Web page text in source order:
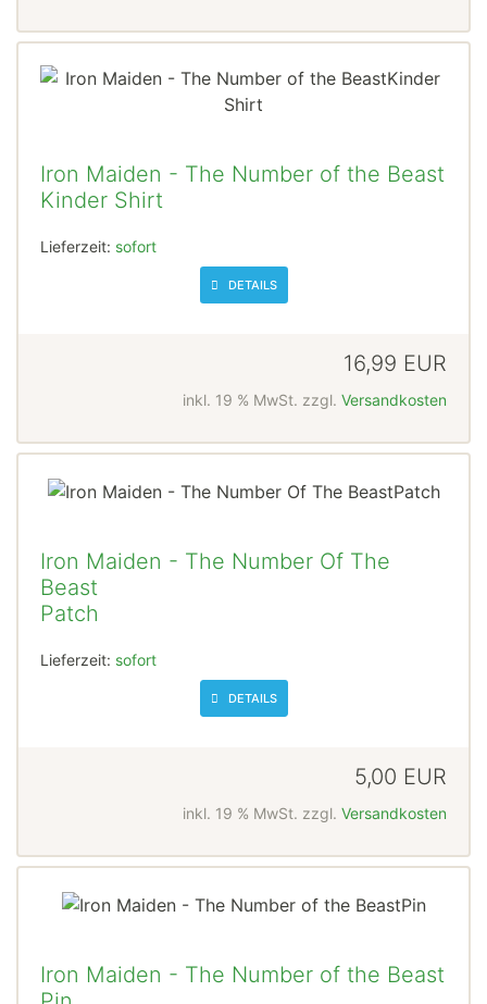
Iron Maiden - The Number of the Beast
Kinder Shirt
Lieferzeit: sofort
DETAILS
16,99 EUR
inkl. 19 % MwSt. zzgl. Versandkosten
Iron Maiden - The Number Of The
Beast
Patch
Lieferzeit: sofort
DETAILS
5,00 EUR
inkl. 19 % MwSt. zzgl. Versandkosten
Iron Maiden - The Number of the Beast